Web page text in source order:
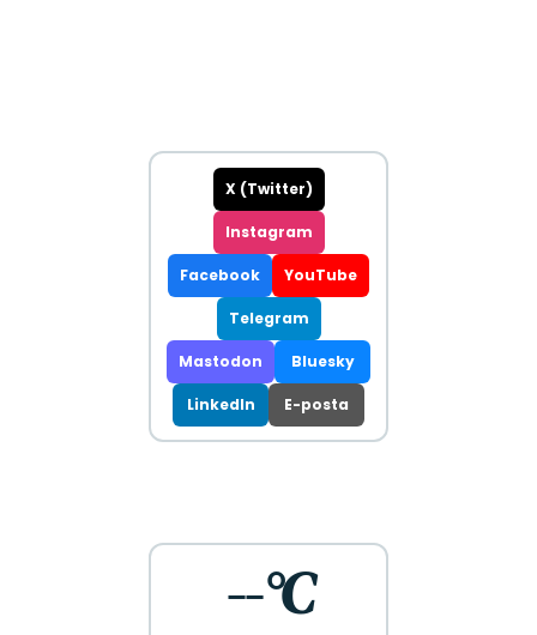
X (Twitter)
Instagram
Facebook YouTube
Telegram
Mastodon Bluesky
LinkedIn E-posta
--°C